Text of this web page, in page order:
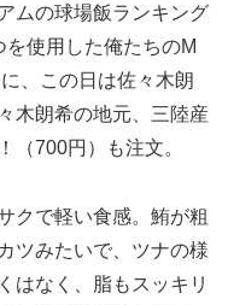
ムの球場飯ランキング
を使用した俺たちのМ
、この日は佐々木朗
木朗希の地元、三陸産
（700円）も注文。
クで軽い食感。鮪が粗
ツみたいで、ツナの様
はなく、脂もスッキリ